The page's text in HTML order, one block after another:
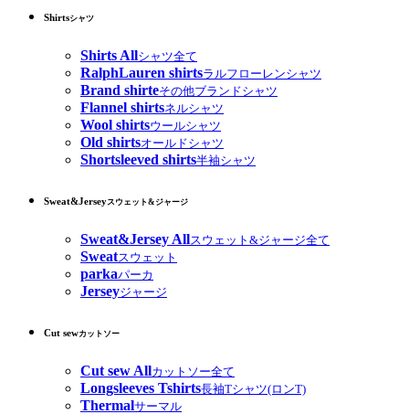
Shirtsシャツ
Shirts Allシャツ全て
RalphLauren shirtsラルフローレンシャツ
Brand shirteその他ブランドシャツ
Flannel shirtsネルシャツ
Wool shirtsウールシャツ
Old shirtsオールドシャツ
Shortsleeved shirts半袖シャツ
Sweat&Jerseyスウェット&ジャージ
Sweat&Jersey Allスウェット&ジャージ全て
Sweatスウェット
parkaパーカ
Jerseyジャージ
Cut sewカットソー
Cut sew Allカットソー全て
Longsleeves Tshirts長袖Tシャツ(ロンT)
Thermalサーマル